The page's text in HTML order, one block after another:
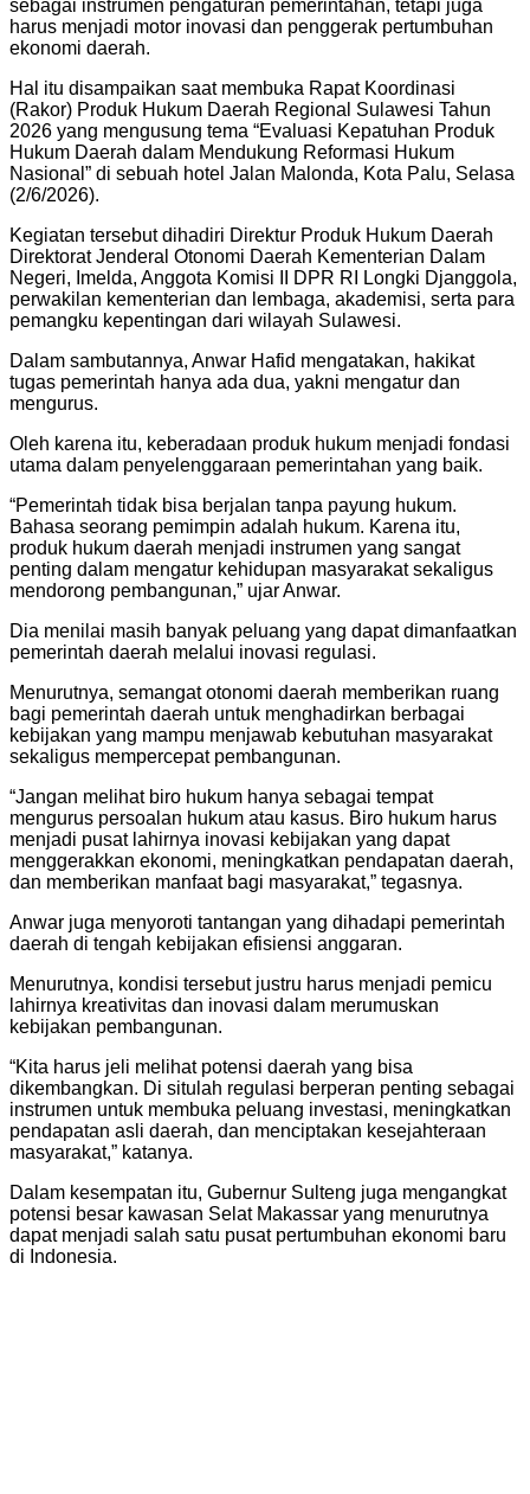
sebagai instrumen pengaturan pemerintahan, tetapi juga
harus menjadi motor inovasi dan penggerak pertumbuhan
ekonomi daerah.
Hal itu disampaikan saat membuka Rapat Koordinasi
(Rakor) Produk Hukum Daerah Regional Sulawesi Tahun
2026 yang mengusung tema “Evaluasi Kepatuhan Produk
Hukum Daerah dalam Mendukung Reformasi Hukum
Nasional” di sebuah hotel Jalan Malonda, Kota Palu, Selasa
(2/6/2026).
Kegiatan tersebut dihadiri Direktur Produk Hukum Daerah
Direktorat Jenderal Otonomi Daerah Kementerian Dalam
Negeri, Imelda, Anggota Komisi II DPR RI Longki Djanggola,
perwakilan kementerian dan lembaga, akademisi, serta para
pemangku kepentingan dari wilayah Sulawesi.
Dalam sambutannya, Anwar Hafid mengatakan, hakikat
tugas pemerintah hanya ada dua, yakni mengatur dan
mengurus.
Oleh karena itu, keberadaan produk hukum menjadi fondasi
utama dalam penyelenggaraan pemerintahan yang baik.
“Pemerintah tidak bisa berjalan tanpa payung hukum.
Bahasa seorang pemimpin adalah hukum. Karena itu,
produk hukum daerah menjadi instrumen yang sangat
penting dalam mengatur kehidupan masyarakat sekaligus
mendorong pembangunan,” ujar Anwar.
Dia menilai masih banyak peluang yang dapat dimanfaatkan
pemerintah daerah melalui inovasi regulasi.
Menurutnya, semangat otonomi daerah memberikan ruang
bagi pemerintah daerah untuk menghadirkan berbagai
kebijakan yang mampu menjawab kebutuhan masyarakat
sekaligus mempercepat pembangunan.
“Jangan melihat biro hukum hanya sebagai tempat
mengurus persoalan hukum atau kasus. Biro hukum harus
menjadi pusat lahirnya inovasi kebijakan yang dapat
menggerakkan ekonomi, meningkatkan pendapatan daerah,
dan memberikan manfaat bagi masyarakat,” tegasnya.
Anwar juga menyoroti tantangan yang dihadapi pemerintah
daerah di tengah kebijakan efisiensi anggaran.
Menurutnya, kondisi tersebut justru harus menjadi pemicu
lahirnya kreativitas dan inovasi dalam merumuskan
kebijakan pembangunan.
“Kita harus jeli melihat potensi daerah yang bisa
dikembangkan. Di situlah regulasi berperan penting sebagai
instrumen untuk membuka peluang investasi, meningkatkan
pendapatan asli daerah, dan menciptakan kesejahteraan
masyarakat,” katanya.
Dalam kesempatan itu, Gubernur Sulteng juga mengangkat
potensi besar kawasan Selat Makassar yang menurutnya
dapat menjadi salah satu pusat pertumbuhan ekonomi baru
di Indonesia.